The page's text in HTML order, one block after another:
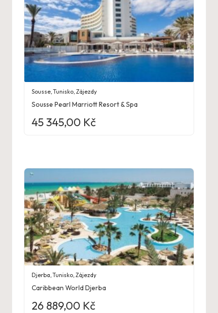
Sousse ,Tunisko Zájezdy
Sousse Pearl Marriott Resort & Spa
45 345,00 Kč
Djerba,Tunisko,Zájezdy
Caribbean World Djerba
26 889,00 Kč